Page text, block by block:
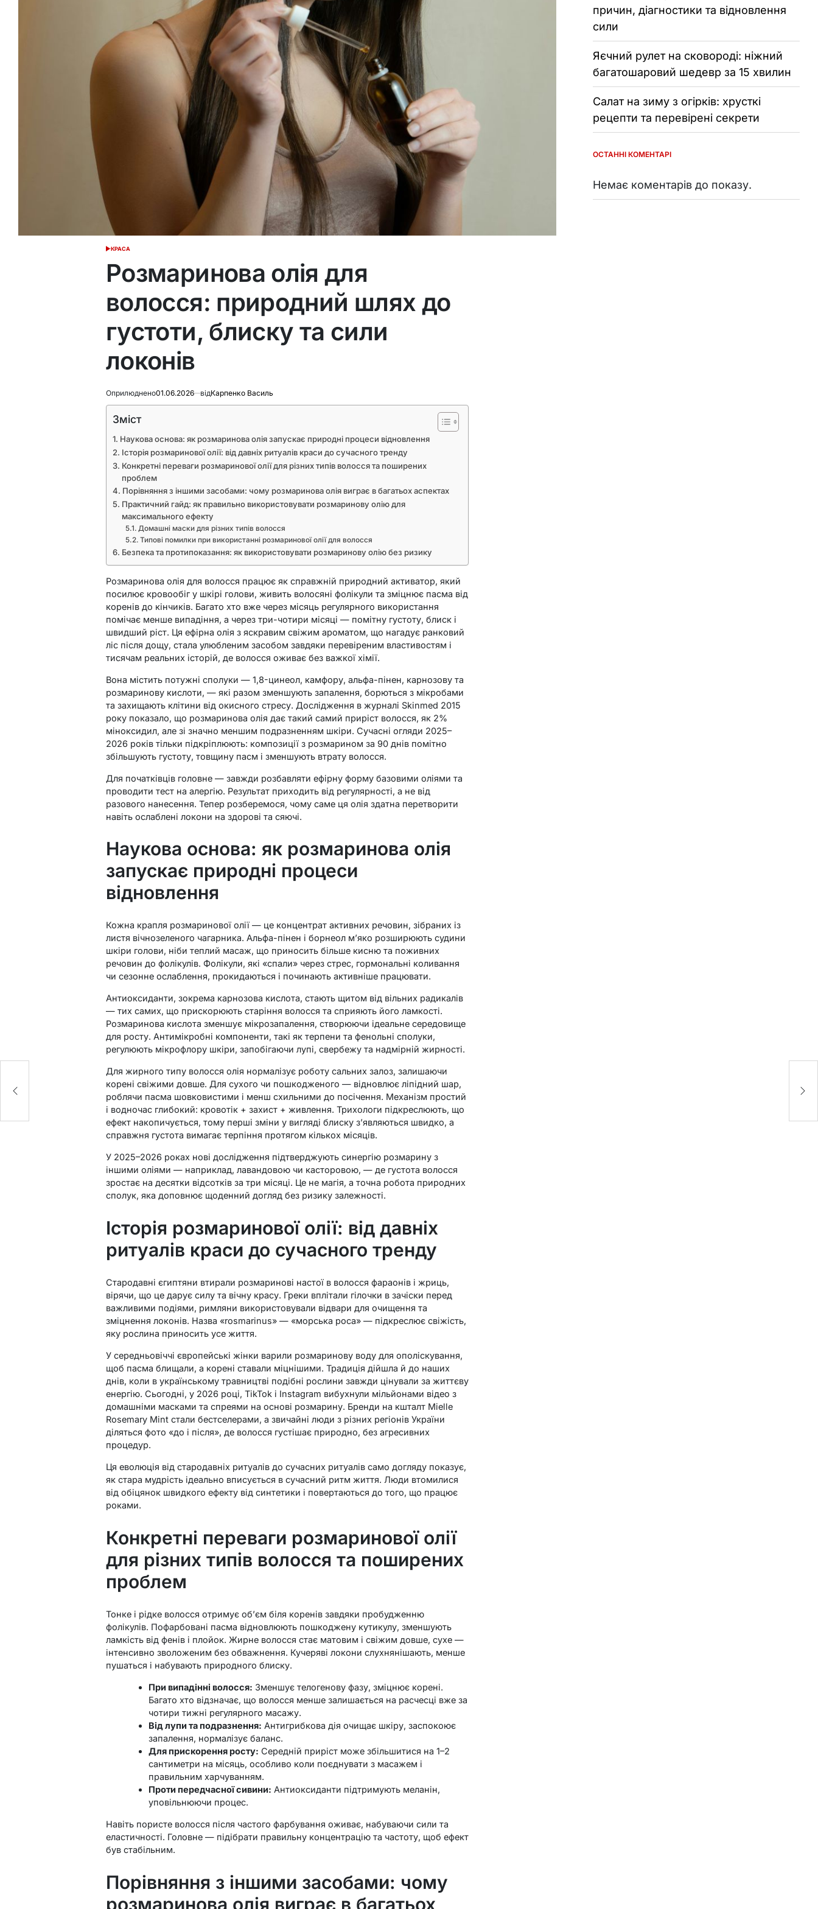
ОПУБЛІКУВАТИ
КРАСА
Розмаринова олія для
волосся: природний шлях до
густоти, блиску та сили
локонів
Оприлюднено01.06.2026 відКарпенко Василь
Зміст
Наукова основа: як розмаринова олія запускає природні процеси відновлення
Історія розмаринової олії: від давніх ритуалів краси до сучасного тренду
Конкретні переваги розмаринової олії для різних типів волосся та поширених
проблем
Порівняння з іншими засобами: чому розмаринова олія виграє в багатьох аспектах
Практичний гайд: як правильно використовувати розмаринову олію для
максимального ефекту
Домашні маски для різних типів волосся
Типові помилки при використанні розмаринової олії для волосся
Безпека та протипоказання: як використовувати розмаринову олію без ризику
Розмаринова олія для волосся працює як справжній природний активатор, який
посилює кровообіг у шкірі голови, живить волосяні фолікули та зміцнює пасма від
коренів до кінчиків. Багато хто вже через місяць регулярного використання
помічає менше випадіння, а через три-чотири місяці — помітну густоту, блиск і
швидший ріст. Ця ефірна олія з яскравим свіжим ароматом, що нагадує ранковий
ліс після дощу, стала улюбленим засобом завдяки перевіреним властивостям і
тисячам реальних історій, де волосся оживає без важкої хімії.
Вона містить потужні сполуки — 1,8-цинеол, камфору, альфа-пінен, карнозову та
розмаринову кислоти, — які разом зменшують запалення, борються з мікробами
та захищають клітини від окисного стресу. Дослідження в журналі Skinmed 2015
року показало, що розмаринова олія дає такий самий приріст волосся, як 2%
міноксидил, але зі значно меншим подразненням шкіри. Сучасні огляди 2025–
2026 років тільки підкріплюють: композиції з розмарином за 90 днів помітно
збільшують густоту, товщину пасм і зменшують втрату волосся.
Для початківців головне — завжди розбавляти ефірну форму базовими оліями та
проводити тест на алергію. Результат приходить від регулярності, а не від
разового нанесення. Тепер розберемося, чому саме ця олія здатна перетворити
навіть ослаблені локони на здорові та сяючі.
Наукова основа: як розмаринова олія
запускає природні процеси
відновлення
Кожна крапля розмаринової олії — це концентрат активних речовин, зібраних із
листя вічнозеленого чагарника. Альфа-пінен і борнеол м’яко розширюють судини
шкіри голови, ніби теплий масаж, що приносить більше кисню та поживних
речовин до фолікулів. Фолікули, які «спали» через стрес, гормональні коливання
чи сезонне ослаблення, прокидаються і починають активніше працювати.
Антиоксиданти, зокрема карнозова кислота, стають щитом від вільних радикалів
— тих самих, що прискорюють старіння волосся та сприяють його ламкості.
Розмаринова кислота зменшує мікрозапалення, створюючи ідеальне середовище
для росту. Антимікробні компоненти, такі як терпени та фенольні сполуки,
регулюють мікрофлору шкіри, запобігаючи лупі, свербежу та надмірній жирності.
Для жирного типу волосся олія нормалізує роботу сальних залоз, залишаючи
корені свіжими довше. Для сухого чи пошкодженого — відновлює ліпідний шар,
роблячи пасма шовковистими і менш схильними до посічення. Механізм простий
і водночас глибокий: кровотік + захист + живлення. Трихологи підкреслюють, що
ефект накопичується, тому перші зміни у вигляді блиску з’являються швидко, а
справжня густота вимагає терпіння протягом кількох місяців.
У 2025–2026 роках нові дослідження підтверджують синергію розмарину з
іншими оліями — наприклад, лавандовою чи касторовою, — де густота волосся
зростає на десятки відсотків за три місяці. Це не магія, а точна робота природних
сполук, яка доповнює щоденний догляд без ризику залежності.
Історія розмаринової олії: від давніх
ритуалів краси до сучасного тренду
Стародавні єгиптяни втирали розмаринові настої в волосся фараонів і жриць,
вірячи, що це дарує силу та вічну красу. Греки вплітали гілочки в зачіски перед
важливими подіями, римляни використовували відвари для очищення та
зміцнення локонів. Назва «rosmarinus» — «морська роса» — підкреслює свіжість,
яку рослина приносить усе життя.
У середньовіччі європейські жінки варили розмаринову воду для ополіскування,
щоб пасма блищали, а корені ставали міцнішими. Традиція дійшла й до наших
днів, коли в українському травництві подібні рослини завжди цінували за життєву
енергію. Сьогодні, у 2026 році, TikTok і Instagram вибухнули мільйонами відео з
домашніми масками та спреями на основі розмарину. Бренди на кшталт Mielle
Rosemary Mint стали бестселерами, а звичайні люди з різних регіонів України
діляться фото «до і після», де волосся густішає природно, без агресивних
процедур.
Ця еволюція від стародавніх ритуалів до сучасних ритуалів само догляду показує,
як стара мудрість ідеально вписується в сучасний ритм життя. Люди втомилися
від обіцянок швидкого ефекту від синтетики і повертаються до того, що працює
роками.
Конкретні переваги розмаринової олії
для різних типів волосся та поширених
проблем
Тонке і рідке волосся отримує об’єм біля коренів завдяки пробудженню
фолікулів. Пофарбовані пасма відновлюють пошкоджену кутикулу, зменшують
ламкість від фенів і плойок. Жирне волосся стає матовим і свіжим довше, сухе —
інтенсивно зволоженим без обважнення. Кучеряві локони слухнянішають, менше
пушаться і набувають природного блиску.
При випадінні волосся: Зменшує телогенову фазу, зміцнює корені.
Багато хто відзначає, що волосся менше залишається на расчесці вже за
чотири тижні регулярного масажу.
Від лупи та подразнення: Антигрибкова дія очищає шкіру, заспокоює
запалення, нормалізує баланс.
Для прискорення росту: Середній приріст може збільшитися на 1–2
сантиметри на місяць, особливо коли поєднувати з масажем і
правильним харчуванням.
Проти передчасної сивини: Антиоксиданти підтримують меланін,
уповільнюючи процес.
Навіть пористе волосся після частого фарбування оживає, набуваючи сили та
еластичності. Головне — підібрати правильну концентрацію та частоту, щоб ефект
був стабільним.
Порівняння з іншими засобами: чому
розмаринова олія виграє в багатьох
причин, діагностики та відновлення
сили
Яєчний рулет на сковороді: ніжний
багатошаровий шедевр за 15 хвилин
Салат на зиму з огірків: хрусткі
рецепти та перевірені секрети
ОСТАННІ КОМЕНТАРІ
Немає коментарів до показу.